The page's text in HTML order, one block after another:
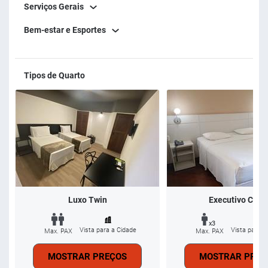
Serviços Gerais
Bem-estar e Esportes
Tipos de Quarto
Luxo Twin
Max. PAX Vista para a Cidade
MOSTRAR PREÇOS
Executivo
x3
Max. PAX
Vista para a
MOSTRAR